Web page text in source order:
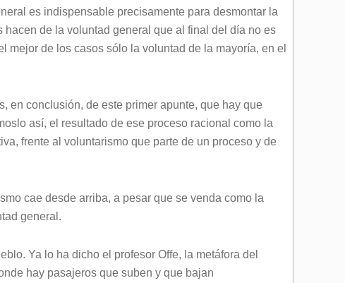
es indispensable precisamente para desmontar la
de la voluntad general que al final del día no es
mejor de los casos sólo la voluntad de la mayoría, en el
en conclusión, de este primer apunte, que hay que
así, el resultado de ese proceso racional como la
frente al voluntarismo que parte de un proceso y de
cae desde arriba, a pesar que se venda como la
general.
Ya lo ha dicho el profesor Offe, la metáfora del
hay pasajeros que suben y que bajan